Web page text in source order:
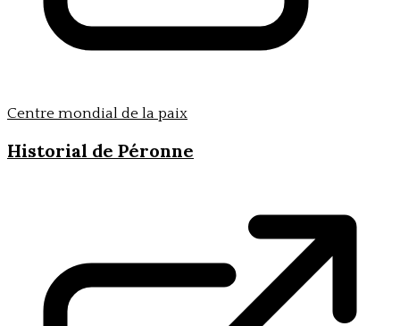
Centre mondial de la paix
Historial de Péronne